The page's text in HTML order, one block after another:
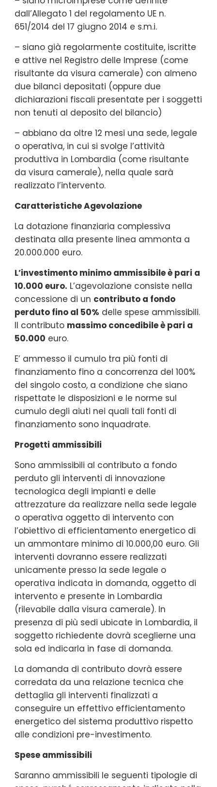
dall’Allegato 1 del regolamento UE n.
651/2014 del 17 giugno 2014 e s.m.i.
– siano già regolarmente costituite, iscritte
e attive nel Registro delle Imprese (come
risultante da visura camerale) con almeno
due bilanci depositati (oppure due
dichiarazioni fiscali presentate per i soggetti
non tenuti al deposito del bilancio)
– abbiano da oltre 12 mesi una sede, legale
o operativa, in cui si svolge l’attività
produttiva in Lombardia (come risultante
da visura camerale), nella quale sarà
realizzato l’intervento.
Caratteristiche Agevolazione
La dotazione finanziaria complessiva
destinata alla presente linea ammonta a
20.000.000 euro.
L’investimento minimo ammissibile è pari a
10.000 euro. L’agevolazione consiste nella
concessione di un contributo a fondo
perduto fino al 50% delle spese ammissibili.
Il contributo massimo concedibile è pari a
50.000 euro.
E’ ammesso il cumulo tra più fonti di
finanziamento fino a concorrenza del 100%
del singolo costo, a condizione che siano
rispettate le disposizioni e le norme sul
cumulo degli aiuti nei quali tali fonti di
finanziamento sono inquadrate.
Progetti ammissibili
Sono ammissibili al contributo a fondo
perduto gli interventi di innovazione
tecnologica degli impianti e delle
attrezzature da realizzare nella sede legale
o operativa oggetto di intervento con
l’obiettivo di efficientamento energetico di
un ammontare minimo di 10.000,00 euro. Gli
interventi dovranno essere realizzati
unicamente presso la sede legale o
operativa indicata in domanda, oggetto di
intervento e presente in Lombardia
(rilevabile dalla visura camerale). In
presenza di più sedi ubicate in Lombardia, il
soggetto richiedente dovrà sceglierne una
sola ed indicarla in fase di domanda.
La domanda di contributo dovrà essere
corredata da una relazione tecnica che
dettaglia gli interventi finalizzati a
conseguire un effettivo efficientamento
energetico del sistema produttivo rispetto
alle condizioni pre-investimento.
Spese ammissibili
Saranno ammissibili le seguenti tipologie di